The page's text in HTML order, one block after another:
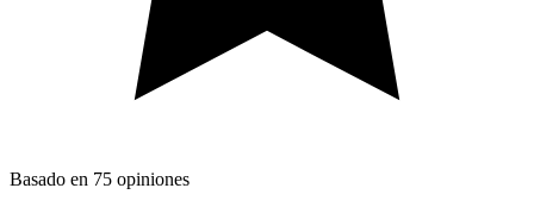
Basado en 75 opiniones